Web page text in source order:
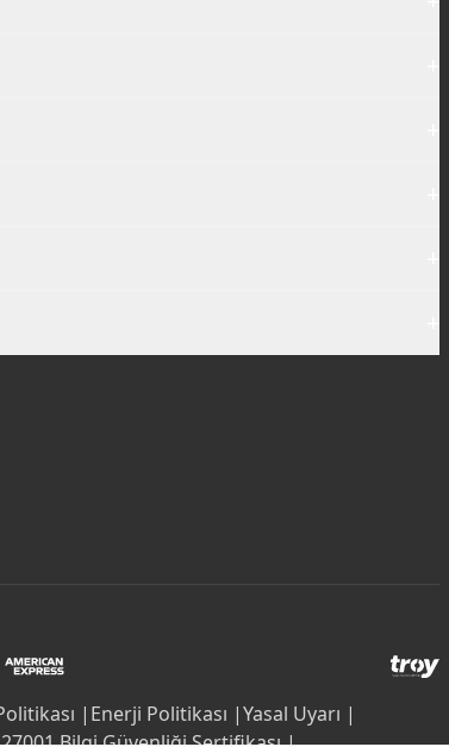
| Enerji Politikası |Yasal Uyarı |